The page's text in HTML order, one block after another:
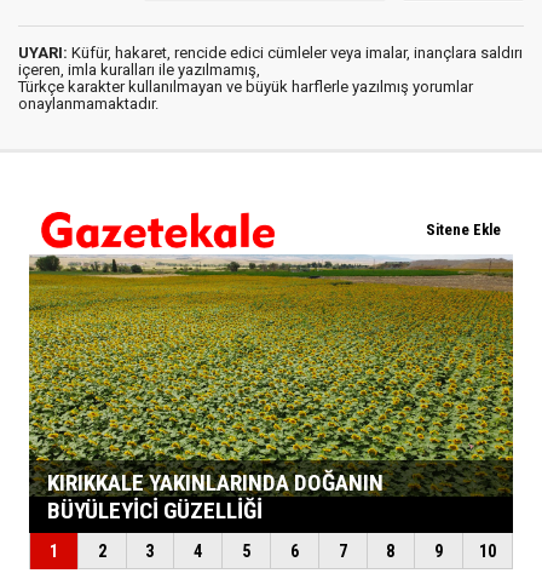
UYARI: Küfür, hakaret, rencide edici cümleler veya imalar, inançlara saldırı
içeren, imla kuralları ile yazılmamış,
Türkçe karakter kullanılmayan ve büyük harflerle yazılmış yorumlar
onaylanmamaktadır.